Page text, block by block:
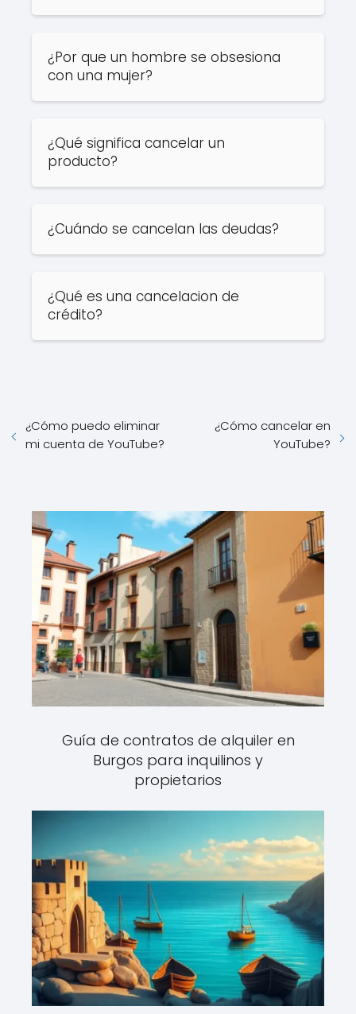
¿Por que un hombre se obsesiona
con una mujer?
¿Qué significa cancelar un
producto?
¿Cuándo se cancelan las deudas?
¿Qué es una cancelacion de
crédito?
¿Cómo puedo eliminar
mi cuenta de YouTube?
¿Cómo cancelar en
YouTube?
Guía de contratos de alquiler en
Burgos para inquilinos y
propietarios